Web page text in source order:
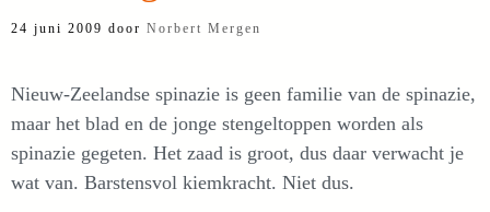
24 juni 2009 door Norbert Mergen
Nieuw-Zeelandse spinazie is geen familie van de spinazie,
maar het blad en de jonge stengeltoppen worden als
spinazie gegeten. Het zaad is groot, dus daar verwacht je
wat van. Barstensvol kiemkracht. Niet dus.